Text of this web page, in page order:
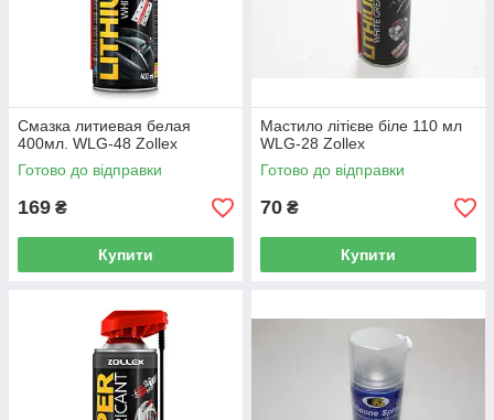
Смазка литиевая белая
400мл. WLG-48 Zollex
Готово до відправки
169 ₴
Купити
Мастило літієве біле 110 мл
WLG-28 Zollex
Готово до відправки
70 ₴
Купити